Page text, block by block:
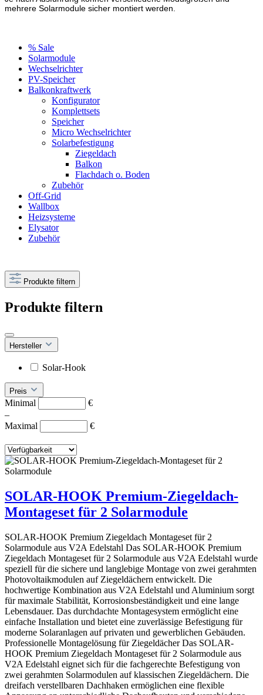
mehrere Solarmodule sicher montiert werden.
% Sale
Solarmodule
Wechselrichter
PV-Speicher
Balkonkraftwerk
Konfigurator
Komplettsets
Speicher
Micro Wechselrichter
Solarbefestigung
Ziegeldach
Balkon
Flachdach o. Boden
Zubehör
Off-Grid
Wallbox
Heizsysteme
Elysator
Zubehör
Produkte filtern
Produkte filtern
Hersteller
Solar-Hook
Preis
Minimal
€
–
Maximal
€
SOLAR-HOOK Premium-Ziegeldach-
Montageset für 2 Solarmodule
SOLAR-HOOK Premium Ziegeldach Montageset für 2
Solarmodule aus V2A Edelstahl Das SOLAR-HOOK Premium
Ziegeldach Montageset für 2 Solarmodule aus V2A Edelstahl wurde
speziell für die sichere und langlebige Montage von zwei gerahmten
Photovoltaikmodulen auf Ziegeldächern entwickelt. Die
hochwertige Kombination aus V2A Edelstahl und Aluminium sorgt
für maximale Stabilität, Korrosionsbeständigkeit und eine lange
Lebensdauer. Das durchdachte Montagesystem ermöglicht eine
einfache Installation und bietet eine zuverlässige Befestigung für
moderne Solaranlagen auf privaten und gewerblichen Gebäuden.
Professionelle Montagelösung für Ziegeldächer Das SOLAR-
HOOK Premium Ziegeldach Montageset für 2 Solarmodule aus
V2A Edelstahl eignet sich für die fachgerechte Befestigung von
zwei gerahmten Solarmodulen auf klassischen Ziegeldächern. Die
dreifach verstellbaren Dachhaken ermöglichen eine flexible